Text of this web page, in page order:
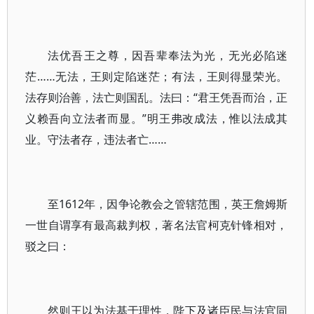
法优吾王之尊，因吾辈奉法为光，无光必陷迷
茫……无法，王则定陷迷茫；有法，王则得显荣光。
法存则治善，法亡则国乱。法曰：“君王凭吾而治，正
义赖吾向立法者而显。”明王弗改成法，惟以法成其
业。守法者存，违法者亡……
至1612年，因争论教会之管辖范围，英王詹姆斯
一世自谓享有最高裁判权，著名法官柯克针锋相对，
驳之曰：
然则王以为法基于理性，陛下及诸臣民与法官同